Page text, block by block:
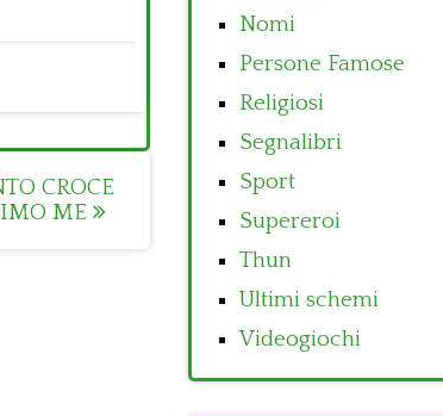
CROCE
ME
Nomi
Persone Famose
Religiosi
Segnalibri
Sport
Supereroi
Thun
Ultimi schemi
Videogiochi